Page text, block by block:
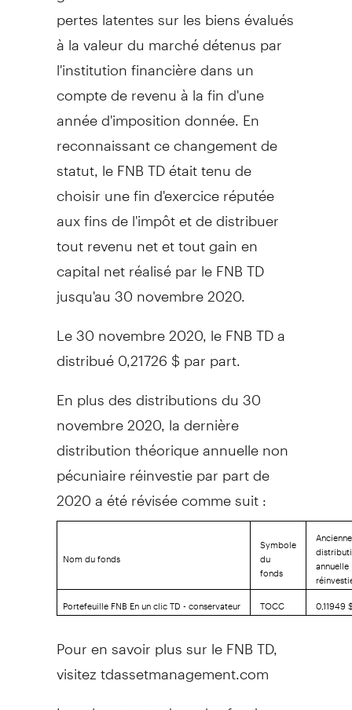
pertes latentes sur les biens évalués
à la valeur du marché détenus par
l'institution financière dans un
compte de revenu à la fin d'une
année d'imposition donnée. En
reconnaissant ce changement de
statut, le FNB TD était tenu de
choisir une fin d'exercice réputée
aux fins de l'impôt et de distribuer
tout revenu net et tout gain en
capital net réalisé par le FNB TD
jusqu'au 30 novembre 2020.
Le 30 novembre 2020, le FNB TD a
distribué 0,21726 $ par part.
En plus des distributions du 30
novembre 2020, la dernière
distribution théorique annuelle non
pécuniaire réinvestie par part de
2020 a été révisée comme suit :
Nom du fonds
Symbole
du
fonds
Ancienne
annuelle
Portefeuille FNB En un clic TD - conservateur
TOCC 0,11949
Pour en savoir plus sur le FNB TD,
visitez tdassetmanagement.com